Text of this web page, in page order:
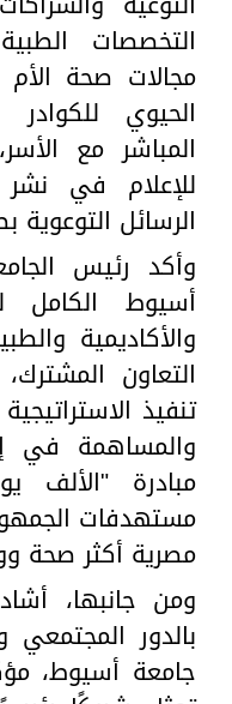
التخصصات
مجالات صحة
الحيوي
المباشر مع
للإعلام في
الرسائل التوعوية
وأكد رئيس
أسيوط الكامل
والأكاديمية
التعاون
تنفيذ
والمساهمة في
مبادرة "الألف
مستهدفات
مصرية أكثر صحة
ومن جانبها،
بالدور
جامعة أسيوط،